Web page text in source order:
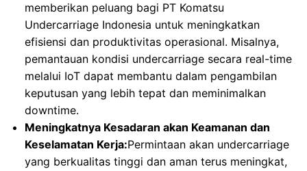
memberikan peluang bagi PT Komatsu
Undercarriage Indonesia untuk meningkatkan
efisiensi dan produktivitas operasional. Misalnya,
pemantauan kondisi undercarriage secara real-time
melalui IoT dapat membantu dalam pengambilan
keputusan yang lebih tepat dan meminimalkan
downtime.
Meningkatnya Kesadaran akan Keamanan dan
Keselamatan Kerja:Permintaan akan undercarriage
yang berkualitas tinggi dan aman terus meningkat,